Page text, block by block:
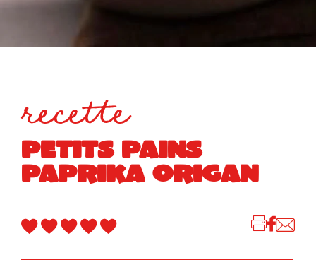
recette
PETITS PAINS
PAPRIKA ORIGAN